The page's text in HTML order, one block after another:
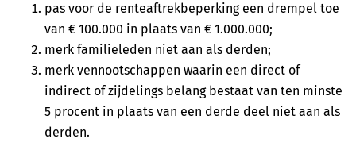
pas voor de renteaftrekbeperking een drempel toe
van € 100.000 in plaats van € 1.000.000;
merk familieleden niet aan als derden;
merk vennootschappen waarin een direct of
indirect of zijdelings belang bestaat van ten minste
5 procent in plaats van een derde deel niet aan als
derden.